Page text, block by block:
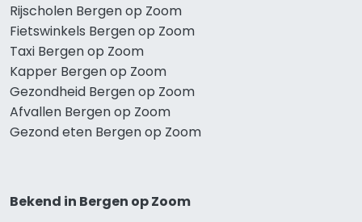
Rijscholen Bergen op Zoom
Fietswinkels Bergen op Zoom
Taxi Bergen op Zoom
Kapper Bergen op Zoom
Gezondheid Bergen op Zoom
Afvallen Bergen op Zoom
Gezond eten Bergen op Zoom
Bekend in Bergen op Zoom